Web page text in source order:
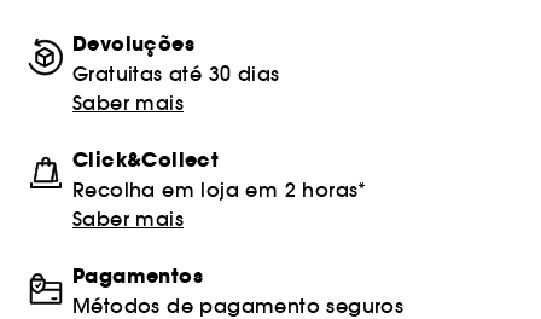
Devoluções
Gratuitas até 30 dias
Saber mais
Click&Collect
Recolha em loja em 2 horas*
Saber mais
Pagamentos
Métodos de pagamento seguros